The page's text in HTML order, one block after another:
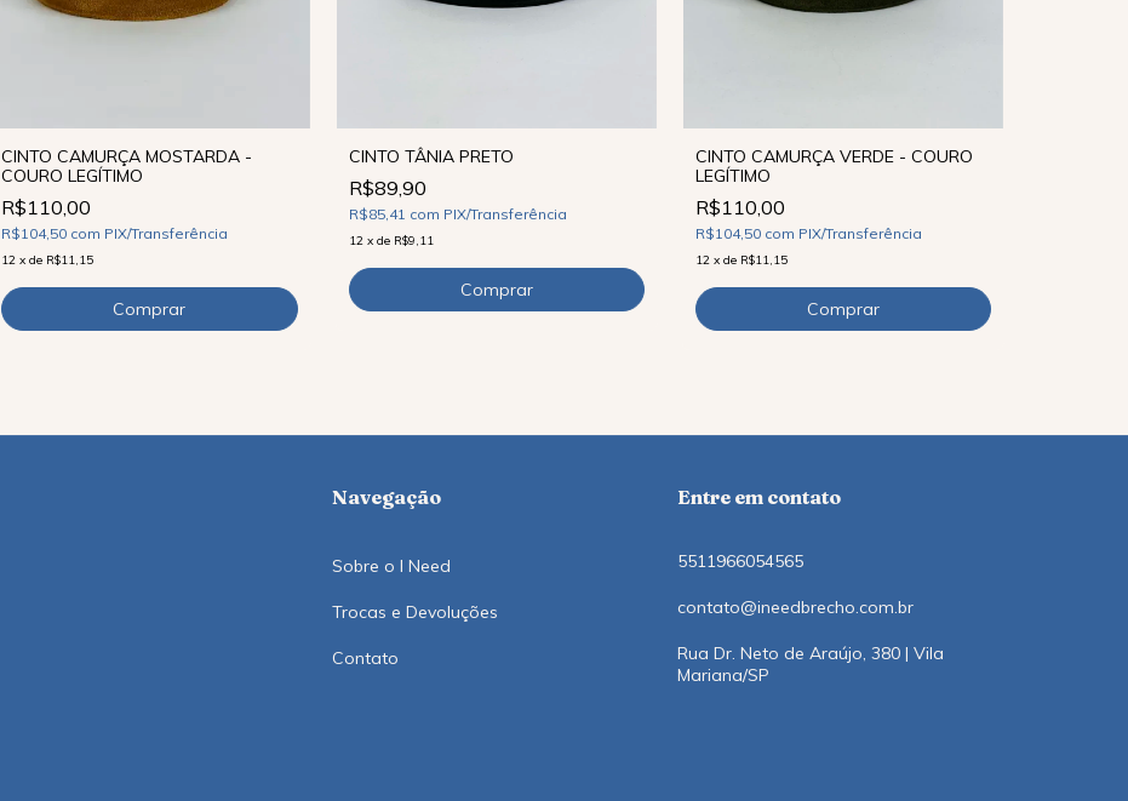
CINTO CAMURÇA MOSTARDA -
COURO LEGÍTIMO
R$110,00
R$104,50 com PIX/Transferência
12 xde R$11,15
CINTO TÂNIA PRETO
R$89,90
R$85,41 com PIX/Transferência
12 x de R$9,11
CINTO CAMURÇA VERDE - COURO
LEGÍTIMO
R$110,00
R$104,50 com PIX/Transferência
12 x de R$11,15
Navegação
Sobre o I Need
Trocas e Devoluções
Contato
Entre em contato
5511966054565
contato@ineedbrecho.com.br
Rua Dr. Neto de Araújo, 380 | Vila
Mariana/SP